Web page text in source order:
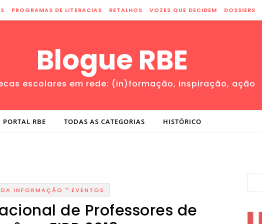
PROGRAMAS DE LITERACIAS RETALHOS VOZES QUE DECIDEM DOSSIERS
Blogue RBE
escolares em rede: (in)formação, inspiração, ação
PORTAL RBE TODAS AS CATEGORIAS HISTÓRICO
INFORMAÇÃO - EVENTOS
de Professores de